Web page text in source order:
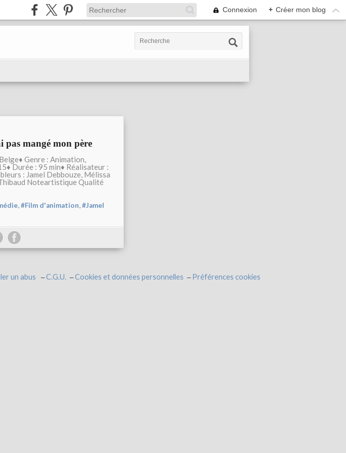
Connexion + Créer mon blog
mangé mon père
Genre : Animation,
Durée : 95 min♦ Réalisateur :
: Jamel Debbouze, Mélissa
Noteartistique Qualité
,#Film d'animation,#Jamel
un abus C.G.U. Cookies et données personnelles Préférences cookies